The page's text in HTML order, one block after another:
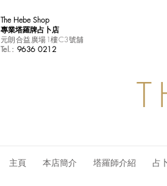
The Hebe Shop
專業塔羅牌占卜店
元朗合益廣場1樓C3號舖
Tel.: 9636 0212
主頁 本店簡介 塔羅師介紹 占